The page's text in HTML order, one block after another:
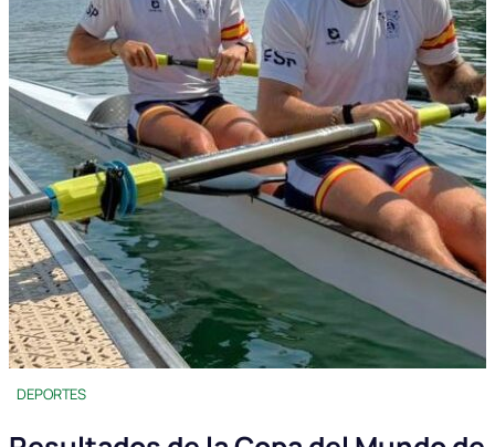
DEPORTES